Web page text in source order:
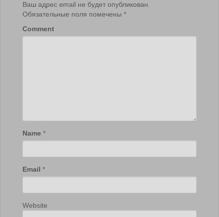
Ваш адрес email не будет опубликован.
Обязательные поля помечены *
Comment
Name *
Email *
Website